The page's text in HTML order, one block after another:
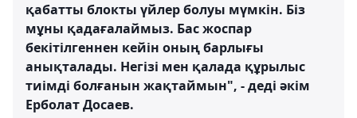
қабатты блокты үйлер болуы мүмкін. Біз
мұны қадағалаймыз. Бас жоспар
бекітілгеннен кейін оның барлығы
анықталады. Негізі мен қалада құрылыс
тиімді болғанын жақтаймын", - деді әкім
Ерболат Досаев.